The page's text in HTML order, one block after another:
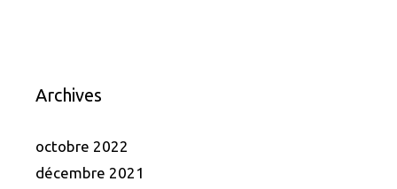
Archives
octobre 2022
décembre 2021